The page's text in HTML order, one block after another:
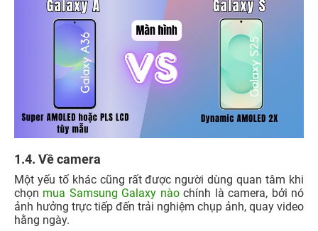
1.4. Về camera
Một yếu tố khác cũng rất được người dùng quan tâm khi
chọn mua Samsung Galaxy nàochính là camera, bởi nó
ảnh hưởng trực tiếp đến trải nghiệm chụp ảnh, quay video
hằng ngày.